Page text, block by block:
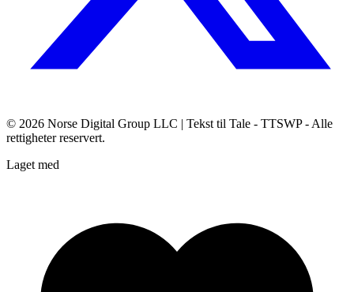
© 2026 Norse Digital Group LLC | Tekst til Tale - TTSWP - Alle
rettigheter reservert.
Laget med